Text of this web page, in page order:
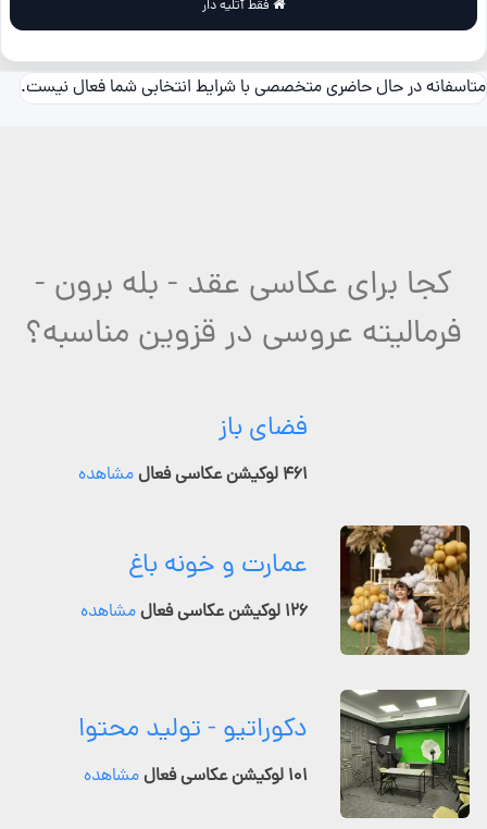
متاسفانه در حال حاضری متخصصی با شرایط انتخابی شما فعال نیست.
کجا برای عکاسی عقد - بله برون -
فرمالیته عروسی در قزوین مناسبه؟
فضای باز
۴۶۱ لوکیشن عکاسی فعال مشاهده
عمارت و خونه باغ
۱۲۶ لوکیشن عکاسی فعال مشاهده
دکوراتیو - تولید محتوا
۱۰۱ لوکیشن عکاسی فعال مشاهده